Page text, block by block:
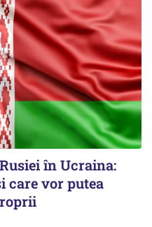
în Ucraina:
care vor putea